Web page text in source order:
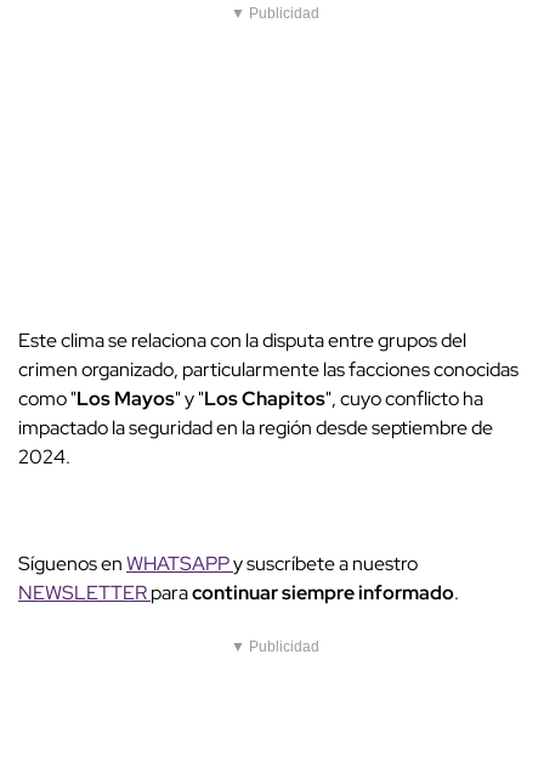
▼ Publicidad
Este clima se relaciona con la disputa entre grupos del
crimen organizado, particularmente las facciones conocidas
como "Los Mayos" y "Los Chapitos", cuyo conflicto ha
impactado la seguridad en la región desde septiembre de
2024.
Síguenos enWHATSAPPy suscríbete a nuestro
NEWSLETTERparacontinuar siempre informado.
▼ Publicidad